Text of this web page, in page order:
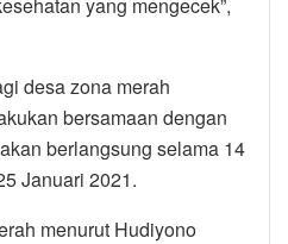
desa zona merah
bersamaan dengan
berlangsung selama 14
Januari 2021.
menurut Hudiyono